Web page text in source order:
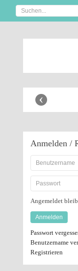
‹
Anmelden /
Angemeldet
Anmelden
Passwort
Benutzername
Registrieren